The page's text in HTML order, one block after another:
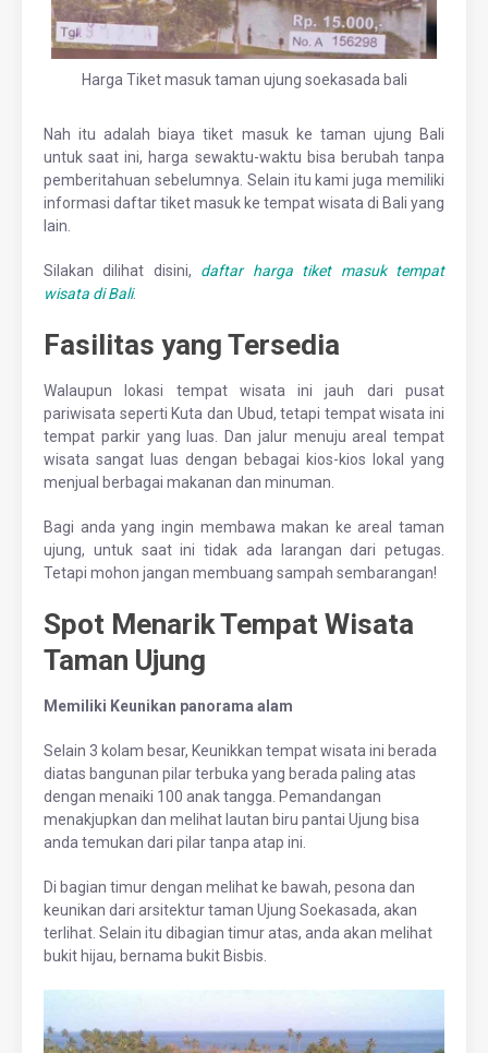
Harga Tiket masuk taman ujung soekasada bali
Nah itu adalah biaya tiket masuk ke taman ujung Bali
untuk saat ini, harga sewaktu-waktu bisa berubah tanpa
pemberitahuan sebelumnya. Selain itu kami juga memiliki
informasi daftar tiket masuk ke tempat wisata di Bali yang
lain.
Silakan dilihat disini, daftar harga tiket masuk tempat
wisata di Bali.
Fasilitas yang Tersedia
Walaupun lokasi tempat wisata ini jauh dari pusat
pariwisata seperti Kuta dan Ubud, tetapi tempat wisata ini
tempat parkir yang luas. Dan jalur menuju areal tempat
wisata sangat luas dengan bebagai kios-kios lokal yang
menjual berbagai makanan dan minuman.
Bagi anda yang ingin membawa makan ke areal taman
ujung, untuk saat ini tidak ada larangan dari petugas.
Tetapi mohon jangan membuang sampah sembarangan!
Spot Menarik Tempat Wisata
Taman Ujung
Memiliki Keunikan panorama alam
Selain 3 kolam besar, Keunikkan tempat wisata ini berada
diatas bangunan pilar terbuka yang berada paling atas
dengan menaiki 100 anak tangga. Pemandangan
menakjupkan dan melihat lautan biru pantai Ujung bisa
anda temukan dari pilar tanpa atap ini.
Di bagian timur dengan melihat ke bawah, pesona dan
keunikan dari arsitektur taman Ujung Soekasada, akan
terlihat. Selain itu dibagian timur atas, anda akan melihat
bukit hijau, bernama bukit Bisbis.